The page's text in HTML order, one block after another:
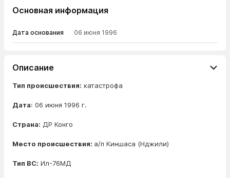
Основная информация
Дата основания 06 июня 1996
Описание
Тип происшествия: катастрофа
Дата: 06 июня 1996 г.
Страна: ДР Конго
Место происшествия: а/п Киншаса (Нджили)
Тип ВС: Ил-76МД